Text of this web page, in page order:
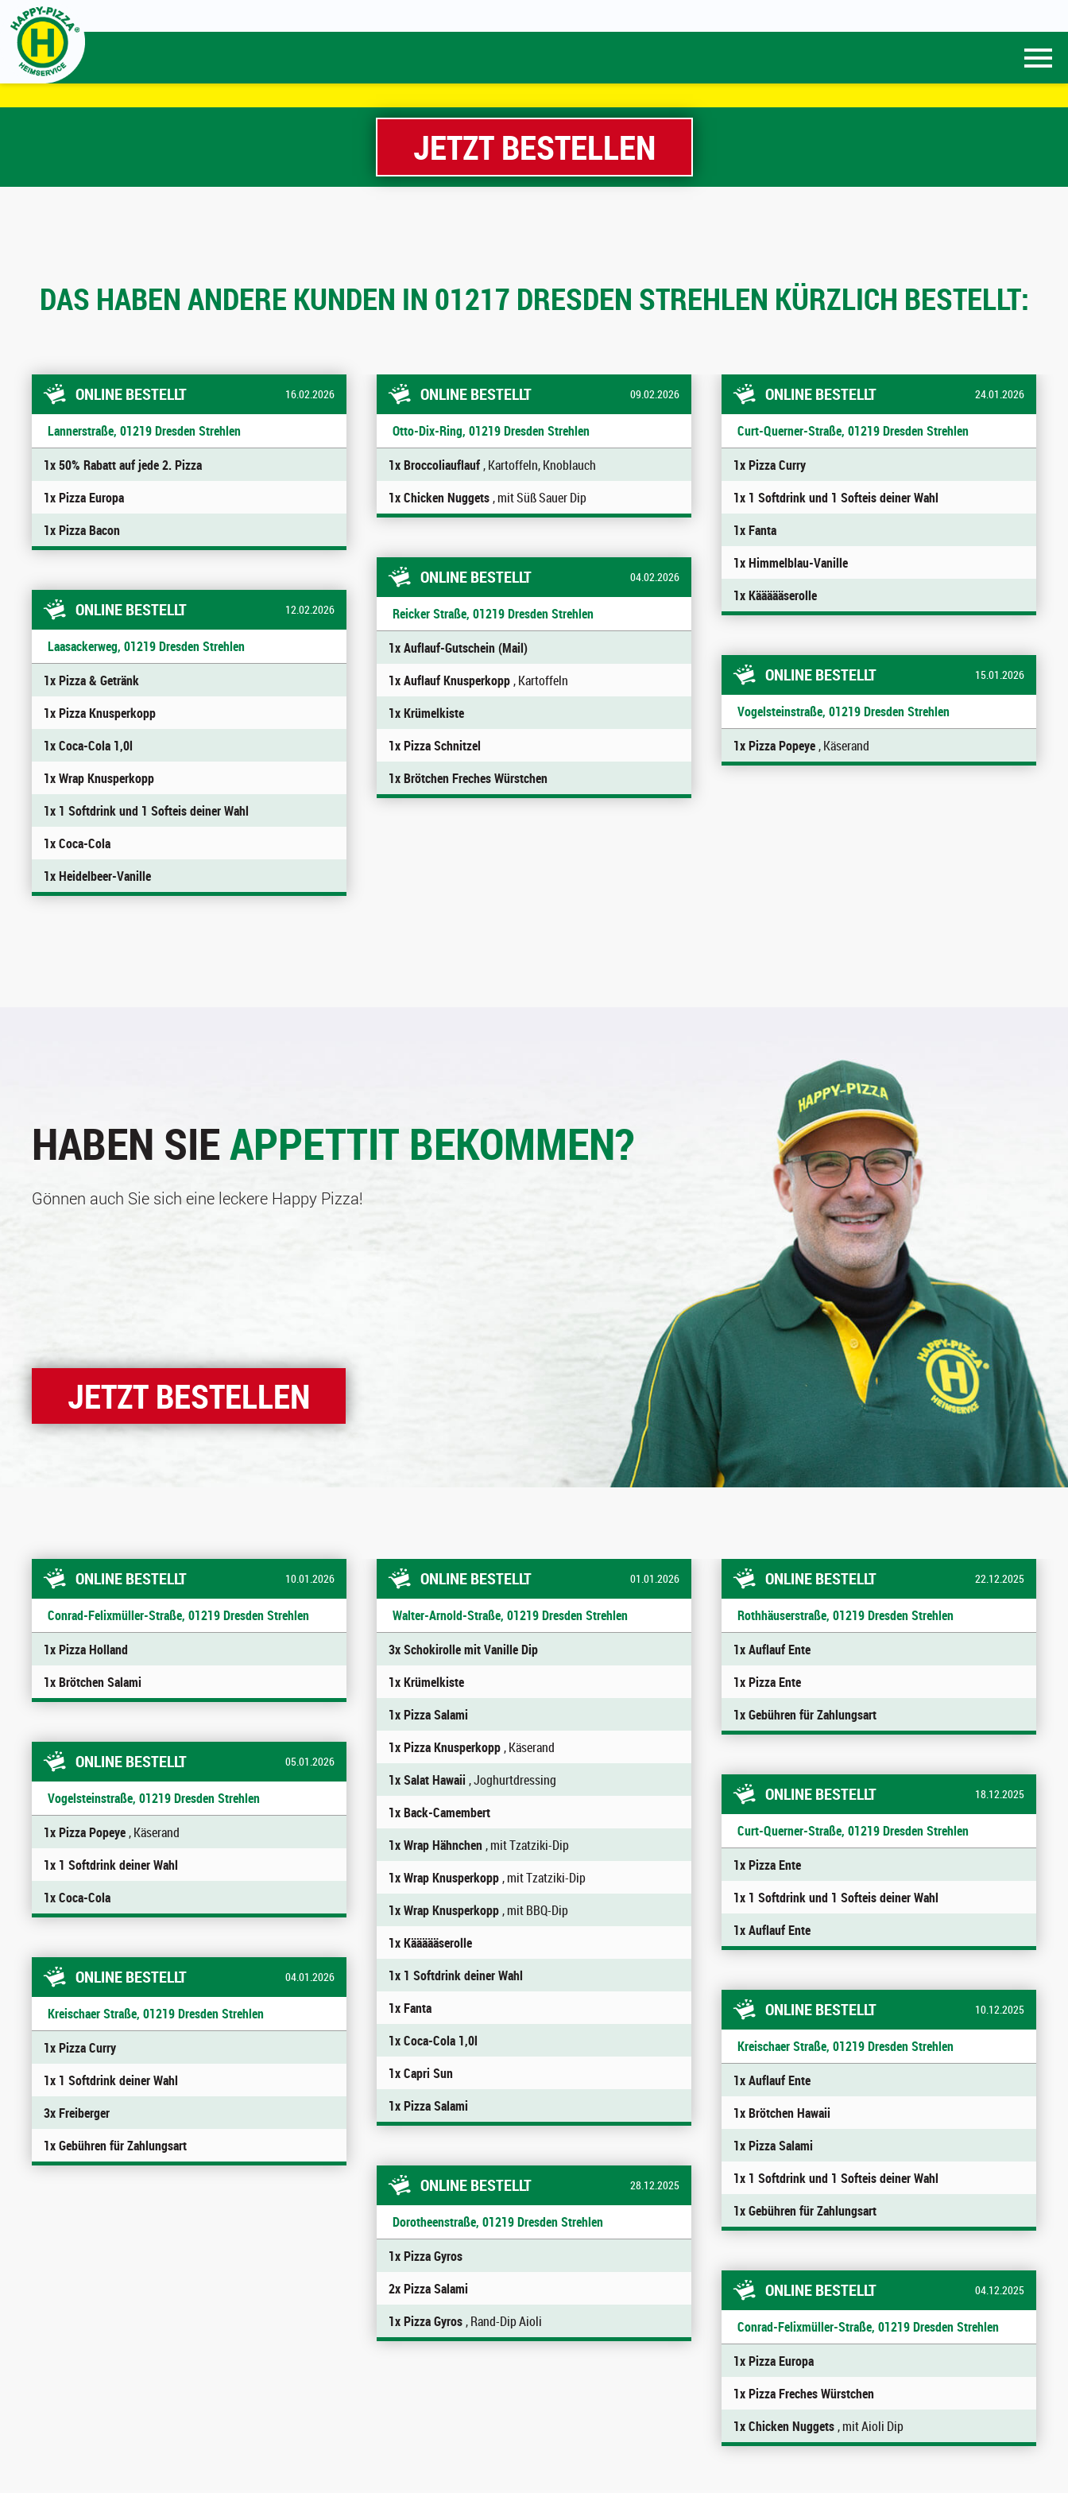
JETZT BESTELLEN
DAS HABEN ANDERE KUNDEN IN 01217 DRESDEN STREHLEN KÜRZLICH BESTELLT:
ONLINE BESTELLT 16.02.2026
Lannerstraße, 01219 Dresden Strehlen
1x 50% Rabatt auf jede 2. Pizza
1x Pizza Europa
1x Pizza Bacon
ONLINE BESTELLT 12.02.2026
Laasackerweg, 01219 Dresden Strehlen
1x Pizza & Getränk
1x Pizza Knusperkopp
1x Coca-Cola 1,0l
1x Wrap Knusperkopp
1x 1 Softdrink und 1 Softeis deiner Wahl
1x Coca-Cola
1x Heidelbeer-Vanille
ONLINE BESTELLT 09.02.2026
Otto-Dix-Ring, 01219 Dresden Strehlen
1x Broccoliauflauf, Kartoffeln, Knoblauch
1x Chicken Nuggets, mit Süß Sauer Dip
ONLINE BESTELLT 04.02.2026
Reicker Straße, 01219 Dresden Strehlen
1x Auflauf-Gutschein (Mail)
1x Auflauf Knusperkopp, Kartoffeln
1x Krümelkiste
1x Pizza Schnitzel
1x Brötchen Freches Würstchen
ONLINE BESTELLT 24.01.2026
Curt-Querner-Straße, 01219 Dresden Strehlen
1x Pizza Curry
1x 1 Softdrink und 1 Softeis deiner Wahl
1x Fanta
1x Himmelblau-Vanille
1x Käääääserolle
ONLINE BESTELLT 15.01.2026
Vogelsteinstraße, 01219 Dresden Strehlen
1x Pizza Popeye, Käserand
HABEN SIEAPPETTIT BEKOMMEN?
Gönnen auch Sie sich eine leckere Happy Pizza!
JETZT BESTELLEN
ONLINE BESTELLT 10.01.2026
Conrad-Felixmüller-Straße, 01219 Dresden Strehlen
1x Pizza Holland
1x Brötchen Salami
ONLINE BESTELLT 05.01.2026
Vogelsteinstraße, 01219 Dresden Strehlen
1x Pizza Popeye, Käserand
1x 1 Softdrink deiner Wahl
1x Coca-Cola
ONLINE BESTELLT 04.01.2026
Kreischaer Straße, 01219 Dresden Strehlen
1x Pizza Curry
1x 1 Softdrink deiner Wahl
3x Freiberger
1x Gebühren für Zahlungsart
ONLINE BESTELLT 01.01.2026
Walter-Arnold-Straße, 01219 Dresden Strehlen
3x Schokirolle mit Vanille Dip
1x Krümelkiste
1x Pizza Salami
1x Pizza Knusperkopp, Käserand
1x Salat Hawaii , Joghurtdressing
1x Back-Camembert
1x Wrap Hähnchen, mit Tzatziki-Dip
1x Wrap Knusperkopp, mit Tzatziki-Dip
1x Wrap Knusperkopp, mit BBQ-Dip
1x Käääääserolle
1x 1 Softdrink deiner Wahl
1x Fanta
1x Coca-Cola 1,0l
1x Capri Sun
1x Pizza Salami
ONLINE BESTELLT 28.12.2025
Dorotheenstraße, 01219 Dresden Strehlen
1x Pizza Gyros
2x Pizza Salami
1x Pizza Gyros, Rand-Dip Aioli
ONLINE BESTELLT 22.12.2025
Rothhäuserstraße, 01219 Dresden Strehlen
1x Auflauf Ente
1x Pizza Ente
1x Gebühren für Zahlungsart
ONLINE BESTELLT 18.12.2025
Curt-Querner-Straße, 01219 Dresden Strehlen
1x Pizza Ente
1x 1 Softdrink und 1 Softeis deiner Wahl
1x Auflauf Ente
ONLINE BESTELLT 10.12.2025
Kreischaer Straße, 01219 Dresden Strehlen
1x Auflauf Ente
1x Brötchen Hawaii
1x Pizza Salami
1x 1 Softdrink und 1 Softeis deiner Wahl
1x Gebühren für Zahlungsart
ONLINE BESTELLT 04.12.2025
Conrad-Felixmüller-Straße, 01219 Dresden Strehlen
1x Pizza Europa
1x Pizza Freches Würstchen
1x Chicken Nuggets, mit Aioli Dip